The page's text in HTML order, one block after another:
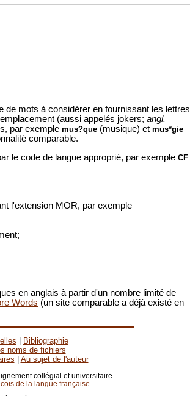
de mots à considérer en fournissant les lettres
(aussi appelés jokers; angl.
par exemple mus?que (musique) et mus*gie
comparable.
le code de langue approprié, par exemple CF
l'extension MOR, par exemple
en anglais à partir d'un nombre limité de
Words (un site comparable a déjà existé en
Bibliographie
noms de fichiers
Au sujet de l'auteur
collégial et universitaire
de la langue française